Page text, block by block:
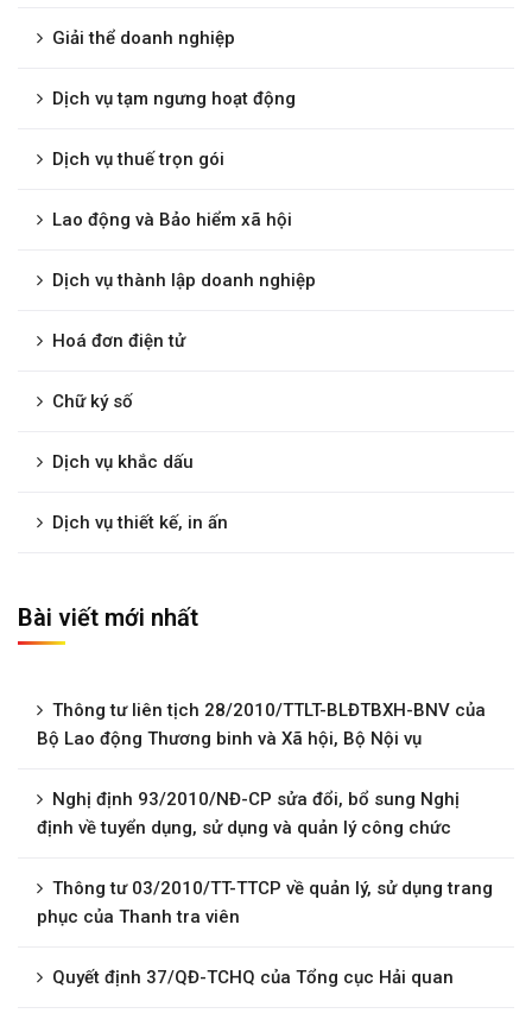
Giải thể doanh nghiệp
Dịch vụ tạm ngưng hoạt động
Dịch vụ thuế trọn gói
Lao động và Bảo hiểm xã hội
Dịch vụ thành lập doanh nghiệp
Hoá đơn điện tử
Chữ ký số
Dịch vụ khắc dấu
Dịch vụ thiết kế, in ấn
Bài viết mới nhất
Thông tư liên tịch 28/2010/TTLT-BLĐTBXH-BNV của
Bộ Lao động Thương binh và Xã hội, Bộ Nội vụ
Nghị định 93/2010/NĐ-CP sửa đổi, bổ sung Nghị
định về tuyển dụng, sử dụng và quản lý công chức
Thông tư 03/2010/TT-TTCP về quản lý, sử dụng trang
phục của Thanh tra viên
Quyết định 37/QĐ-TCHQ của Tổng cục Hải quan